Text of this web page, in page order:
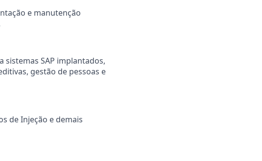
e manutenção
SAP implantados,
gestão de pessoas e
de Injeção e demais